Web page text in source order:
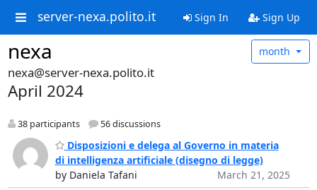
server-nexa.polito.it Sign In Sign Up
nexa month
nexa@server-nexa.polito.it
April 2024
38 participants 56 discussions
Disposizioni e delega al Governo in materia
di intelligenza artificiale (disegno di legge)
by Daniela Tafani
March 21, 2025